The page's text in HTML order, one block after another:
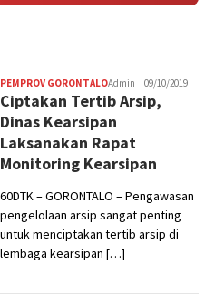
PEMPROV GORONTALOAdmin 09/10/2019
Ciptakan Tertib Arsip,
Dinas Kearsipan
Laksanakan Rapat
Monitoring Kearsipan
60DTK – GORONTALO – Pengawasan
pengelolaan arsip sangat penting
untuk menciptakan tertib arsip di
lembaga kearsipan […]